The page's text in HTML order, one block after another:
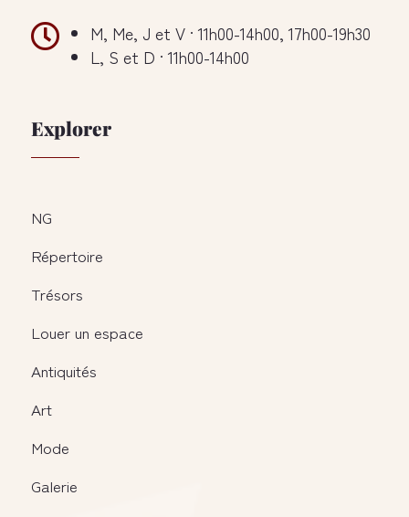

M, Me, J et V · 11h00-14h00, 17h00-19h30
L, S et D · 11h00-14h00
Explorer
NG
Répertoire
Trésors
Louer un espace
Antiquités
Art
Mode
Galerie